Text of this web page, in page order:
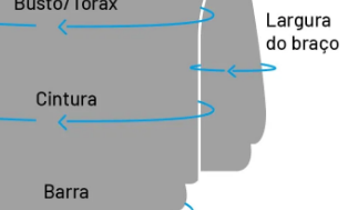
com aplicação
sutil que
Na parte
a dia ou em
acolhedor e